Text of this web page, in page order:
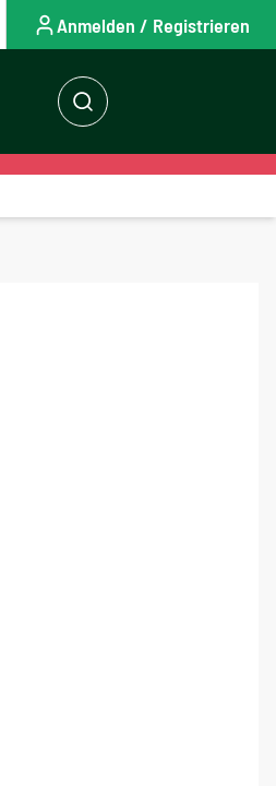
Anmelden / Registrieren